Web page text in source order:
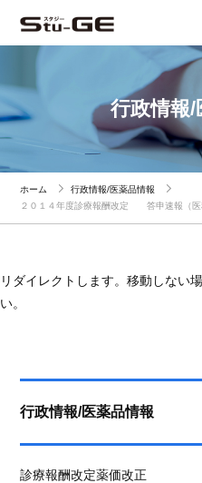
行政情報/
ホーム
行政情報/医薬品情報
２０１４年度診療報酬改定 答申速報（医
リダイレクトします。移動しない
い。
行政情報/医薬品情報
診療報酬改定薬価改正